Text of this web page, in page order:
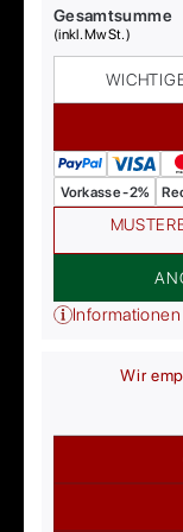
Gesamtsumme
(inkl. MwSt.)
Vorkasse -2%
Wir